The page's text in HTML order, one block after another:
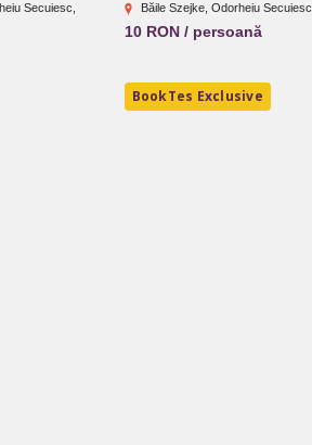
Secuiesc,
Băile Szejke, Odorheiu Secuiesc
10 RON / persoană
BookTes Exclusive